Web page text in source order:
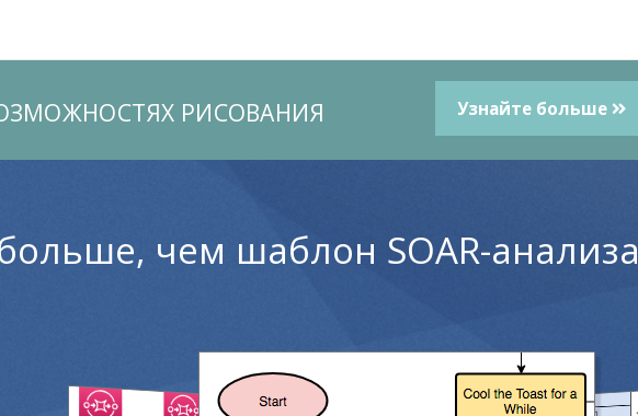
РИСОВАНИЯ Узнайте больше
чем шаблон SOAR-анализа